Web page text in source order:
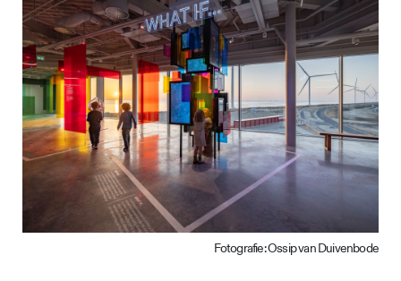
Fotografie: Ossip van Duivenbode